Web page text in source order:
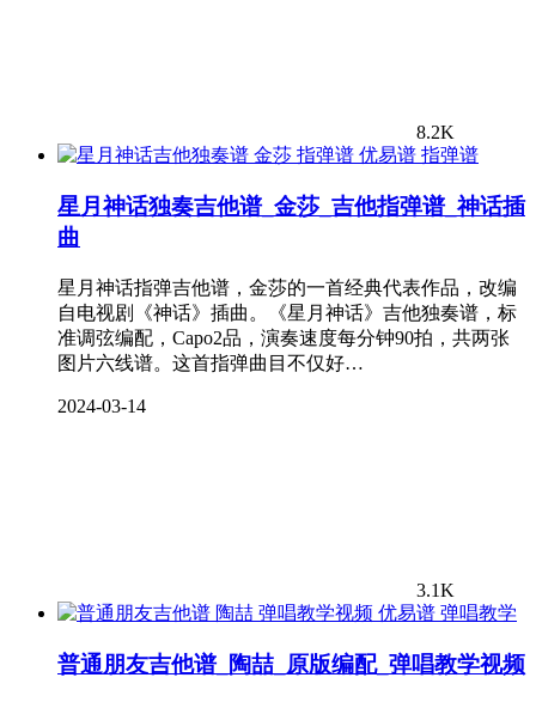
8.2K
指弹谱
星月神话独奏吉他谱_金莎_吉他指弹谱_神话插
曲
星月神话指弹吉他谱，金莎的一首经典代表作品，改编
自电视剧《神话》插曲。《星月神话》吉他独奏谱，标
准调弦编配，Capo2品，演奏速度每分钟90拍，共两张
图片六线谱。这首指弹曲目不仅好…
2024-03-14
3.1K
弹唱教学
普通朋友吉他谱_陶喆_原版编配_弹唱教学视频